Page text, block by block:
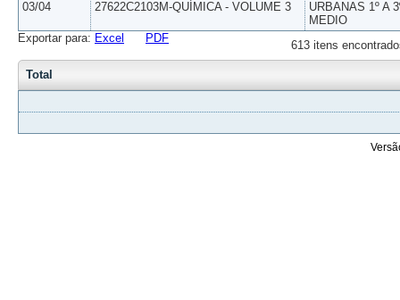
03/04 27622C2103M-QUÍMICA - VOLUME 3
URBANAS 1º A
MEDIO
613 itens
Exportar para: Excel PDF
Total